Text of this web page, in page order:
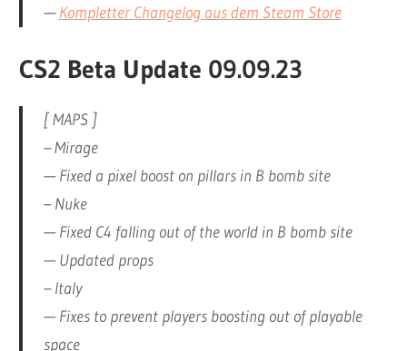
—Kompletter Changelog aus dem Steam Store
CS2 Beta Update 09.09.23
[ MAPS ]
– Mirage
— Fixed a pixel boost on pillars in B bomb site
– Nuke
— Fixed C4 falling out of the world in B bomb site
— Updated props
– Italy
— Fixes to prevent players boosting out of playable
space